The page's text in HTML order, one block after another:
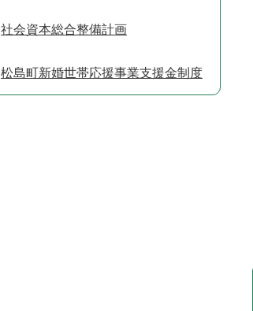
社会資本総合整備計画
松島町新婚世帯応援事業支援金制度